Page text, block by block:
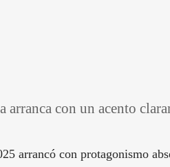
arranca con un acento
arrancó con protagonismo